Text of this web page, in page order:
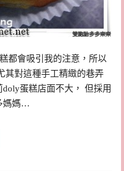
會吸引我的注意，所以
其對這種手工精緻的巷弄
蛋糕店面不大， 但採用
媽媽…